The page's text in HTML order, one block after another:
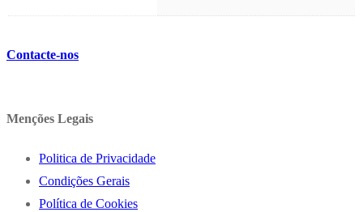
Contacte-nos
Menções Legais
Politica de Privacidade
Condições Gerais
Política de Cookies